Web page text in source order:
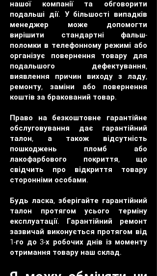
нашої компанії та обговорити
подальші дії. У більшості випадків
менеджер може допомогти
вирішити стандартні фальш-
поломки в телефонному режимі або
організує повернення товару для
подальшого дефектування,
виявлення причин виходу з ладу,
ремонту, заміни або повернення
коштів за бракований товар.
Право на безкоштовне гарантійне
обслуговування дає гарантійний
талон, а також відсутність
пошкоджень пломб або
лакофарбового покриття, що
свідчить про відкриття товару
сторонніми особами.
Будь ласка, зберігайте гарантійний
талон протягом усього терміну
експлуатації. Гарантійний ремонт
зазвичай виконується протягом від
1-го до 3-х робочих днів із моменту
отримання товару наш склад.